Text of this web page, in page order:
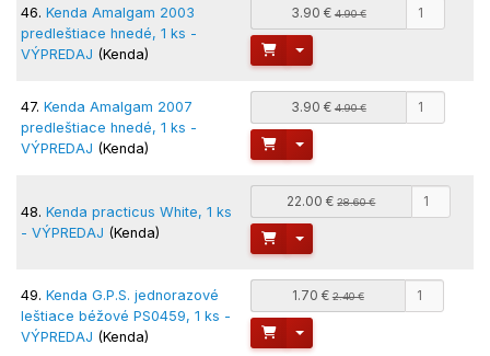
46. Kenda Amalgam 2003
predleštiace hnedé, 1 ks -
VÝPREDAJ (Kenda)
3.90 €4.90 €
Toggle Dropdown
47. Kenda Amalgam 2007
predleštiace hnedé, 1 ks -
VÝPREDAJ (Kenda)
3.90 €4.90 €
Toggle Dropdown
48. Kenda practicus White, 1 ks
- VÝPREDAJ (Kenda)
22.00 €28.60 €
Toggle Dropdown
49. Kenda G.P.S. jednorazové
leštiace béžové PS0459, 1 ks -
VÝPREDAJ (Kenda)
1.70 €2.40 €
Toggle Dropdown